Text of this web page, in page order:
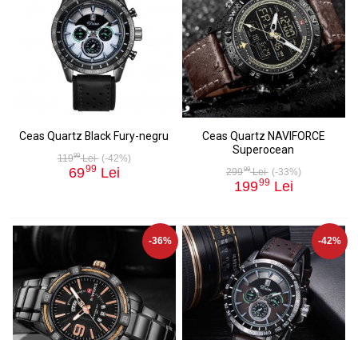
Ceas Quartz Black Fury-negru
11999Lei (-42%)
6999 Lei
Ceas Quartz NAVIFORCE
Superocean
29999Lei (-33%)
19999 Lei
-36% -42%